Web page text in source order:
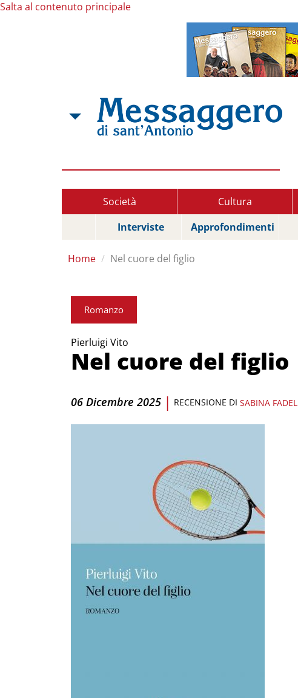
Salta al contenuto principale
Società Cultura
Interviste
Approfondimenti
Home Nel cuore del figlio
Romanzo
Pierluigi Vito
Nel cuore del figlio
06 Dicembre 2025 | RECENSIONE DI SABINA FADEL